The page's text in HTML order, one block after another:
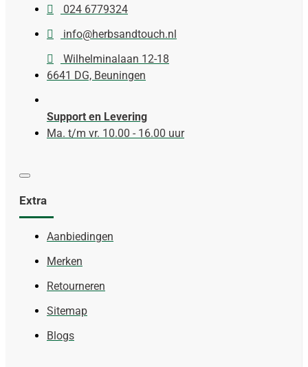
024 6779324
info@herbsandtouch.nl
Wilhelminalaan 12-18
6641 DG, Beuningen
Support en Levering
Ma. t/m vr. 10.00 - 16.00 uur
Extra
Aanbiedingen
Merken
Retourneren
Sitemap
Blogs